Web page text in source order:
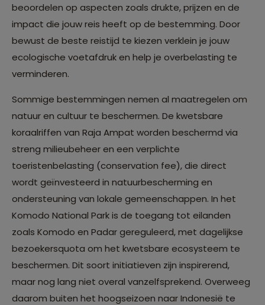
beoordelen op aspecten zoals drukte, prijzen en de
impact die jouw reis heeft op de bestemming. Door
bewust de beste reistijd te kiezen verklein je jouw
ecologische voetafdruk en help je overbelasting te
verminderen.
Sommige bestemmingen nemen al maatregelen om
natuur en cultuur te beschermen. De kwetsbare
koraalriffen van Raja Ampat worden beschermd via
streng milieubeheer en een verplichte
toeristenbelasting (conservation fee), die direct
wordt geïnvesteerd in natuurbescherming en
ondersteuning van lokale gemeenschappen. In het
Komodo National Park is de toegang tot eilanden
zoals Komodo en Padar gereguleerd, met dagelijkse
bezoekersquota om het kwetsbare ecosysteem te
beschermen. Dit soort initiatieven zijn inspirerend,
maar nog lang niet overal vanzelfsprekend. Overweeg
daarom buiten het hoogseizoen naar Indonesië te